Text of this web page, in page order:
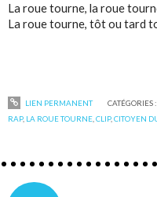
La roue tourne, la roue
La roue tourne, tôt ou tard
LIEN PERMANENT CATÉGORIES :
RAP, LA ROUE TOURNE ,CLIP,CITOYEN